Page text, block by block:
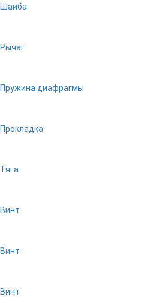
Шайба
Рычаг
Пружина диафрагмы
Прокладка
Тяга
Винт
Винт
Винт